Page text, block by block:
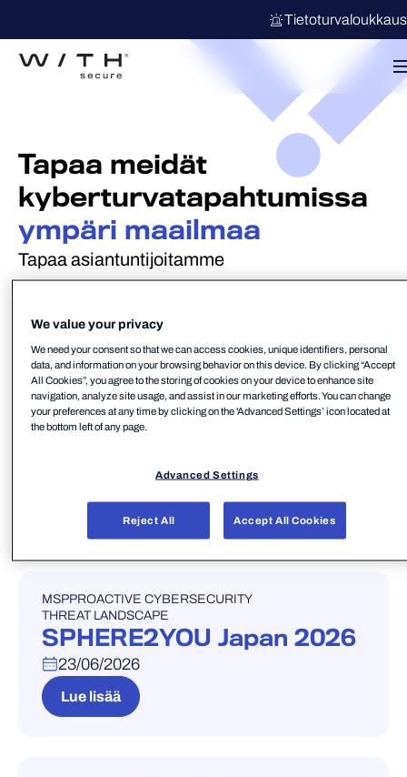
Tapaa meidät
kyberturvatapahtumissa
ympäri maailmaa
Tapaa asiantuntijoitamme
Filters
TAPAHTUMA
MSPPROACTIVE CYBERSECURITY
Cyber Security Nordic
TAPAHTUMA
MSPPROACTIVE CYBERSECURITY
THREAT LANDSCAPE
SPHERE2YOU Japan 2026
23/06/2026
Lue lisää
We value your privacy
We need your consent so that we can access cookies, unique identifiers, personal
data, and information on your browsing behavior on this device. By clicking “Accept
All Cookies”, you agree to the storing of cookies on your device to enhance site
navigation, analyze site usage, and assist in our marketing efforts. You can change
your preferences at any time by clicking on the 'Advanced Settings’ icon located at
the bottom left of any page.
Advanced Settings
Reject All Accept All Cookies